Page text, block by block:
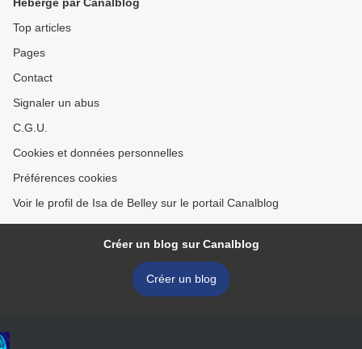
Top articles
Pages
Contact
Signaler un abus
C.G.U.
Cookies et données personnelles
Préférences cookies
Voir le profil de Isa de Belley sur le portail Canalblog
Créer un blog sur Canalblog
Créer un blog